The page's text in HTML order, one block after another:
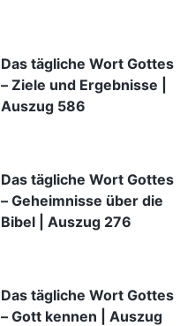
Das tägliche Wort Gottes
– Ziele und Ergebnisse |
Auszug 586
Das tägliche Wort Gottes
– Geheimnisse über die
Bibel | Auszug 276
Das tägliche Wort Gottes
– Gott kennen | Auszug